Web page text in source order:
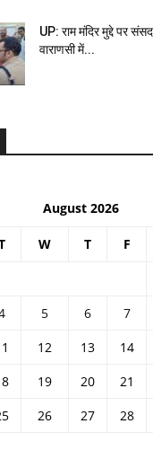
UP: राम मंदिर मुद्दे पर
वाराणसी में...
August 2026
W T F
5 6 7
12 13 14
19 20 21
26 27 28